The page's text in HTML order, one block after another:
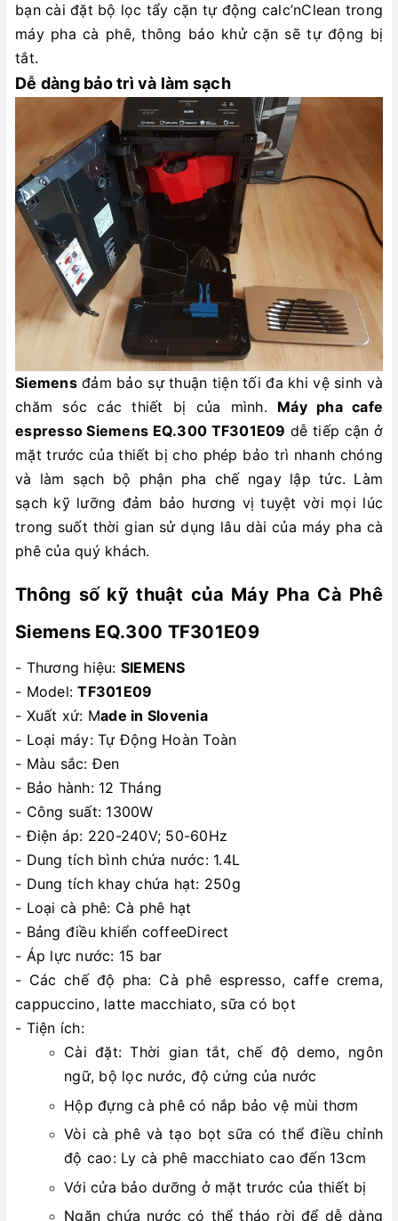
bạn cài đặt bộ lọc tẩy cặn tự động calc’nClean trong
máy pha cà phê, thông báo khử cặn sẽ tự động bị
tắt.
Dễ dàng bảo trì và làm sạch
Siemensđảm bảo sự thuận tiện tối đa khi vệ sinh và
chăm sóc các thiết bị của mình. Máy pha cafe
espresso Siemens EQ.300 TF301E09 dễ tiếp cận ở
mặt trước của thiết bị cho phép bảo trì nhanh chóng
và làm sạch bộ phận pha chế ngay lập tức. Làm
sạch kỹ lưỡng đảm bảo hương vị tuyệt vời mọi lúc
trong suốt thời gian sử dụng lâu dài của máy pha cà
phê của quý khách.
Thông số kỹ thuật của Máy Pha Cà Phê
Siemens EQ.300 TF301E09
- Thương hiệu: SIEMENS
- Model:TF301E09
- Xuất xứ: Made in Slovenia
- Loại máy: Tự Động Hoàn Toàn
- Màu sắc: Đen
- Bảo hành: 12 Tháng
- Công suất: 1300W
- Điện áp: 220-240V; 50-60Hz
- Dung tích bình chứa nước: 1.4L
- Dung tích khay chứa hạt: 250g
- Loại cà phê: Cà phê hạt
- Bảng điều khiển coffeeDirect
- Áp lực nước: 15 bar
- Các chế độ pha: Cà phê espresso, caffe crema,
cappuccino, latte macchiato, sữa có bọt
- Tiện ích:
Cài đặt: Thời gian tắt, chế độ demo, ngôn
ngữ, bộ lọc nước, độ cứng của nước
Hộp đựng cà phê có nắp bảo vệ mùi thơm
Vòi cà phê và tạo bọt sữa có thể điều chỉnh
độ cao: Ly cà phê macchiato cao đến 13cm
Với cửa bảo dưỡng ở mặt trước của thiết bị
Ngăn chứa nước có thể tháo rời để dễ dàng